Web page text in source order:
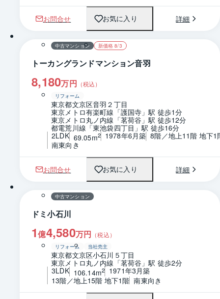
お問合せ お気に入り 詳細
1 / 0 間取り
中古マンション 新価格 8/3
トーカングランドマンション音羽
8,180万円 （税込）
リフォーム
東京都文京区音羽２丁目
東京メトロ有楽町線「護国寺」駅 徒歩1分
東京メトロ丸ノ内線「茗荷谷」駅 徒歩12分
都電荒川線「東池袋四丁目」駅 徒歩16分
2LDK 69.05m2 1978年6月築 8階／地上11階 地下1
南東向き
お問合せ お気に入り 詳細
1 / 0 間取り
中古マンション
ドミ小石川
1億4,580万円 （税込）
リフォーム 当社売主
東京都文京区小石川５丁目
東京メトロ丸ノ内線「茗荷谷」駅 徒歩2分
3LDK 106.14m2
1971年3月築
13階／地上15階 地下1階 南東向き